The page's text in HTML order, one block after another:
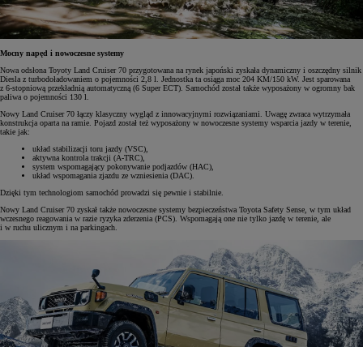
Mocny napęd i nowoczesne systemy
Nowa odsłona Toyoty Land Cruiser 70 przygotowana na rynek japoński zyskała dynamiczny i oszczędny silnik
Diesla z turbodoładowaniem o pojemności 2,8 l. Jednostka ta osiąga moc 204 KM/150 kW. Jest sparowana
z 6-stopniową przekładnią automatyczną (6 Super ECT). Samochód został także wyposażony w ogromny bak
paliwa o pojemności 130 l.
Nowy Land Cruiser 70 łączy klasyczny wygląd z innowacyjnymi rozwiązaniami. Uwagę zwraca wytrzymała
konstrukcja oparta na ramie. Pojazd został też wyposażony w nowoczesne systemy wsparcia jazdy w terenie,
takie jak:
układ stabilizacji toru jazdy (VSC),
aktywna kontrola trakcji (A-TRC),
system wspomagający pokonywanie podjazdów (HAC),
układ wspomagania zjazdu ze wzniesienia (DAC).
Dzięki tym technologiom samochód prowadzi się pewnie i stabilnie.
Nowy Land Cruiser 70 zyskał także nowoczesne systemy bezpieczeństwa Toyota Safety Sense, w tym układ
wczesnego reagowania w razie ryzyka zderzenia (PCS). Wspomagają one nie tylko jazdę w terenie, ale
i w ruchu ulicznym i na parkingach.